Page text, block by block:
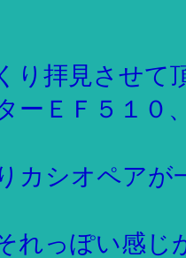
り拝見させて
ーＥＦ５１０
カシオペアが
れっぽい感じ